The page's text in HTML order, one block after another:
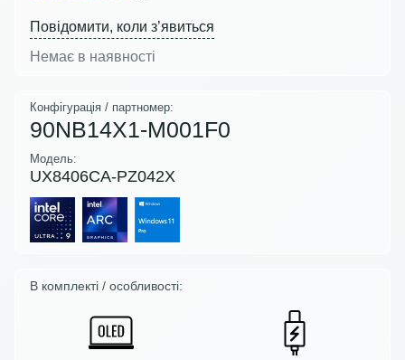
Повідомити, коли з’явиться
Немає в наявності
Конфігурація / партномер:
90NB14X1-M001F0
Модель:
UX8406CA-PZ042X
В комплекті / особливості: